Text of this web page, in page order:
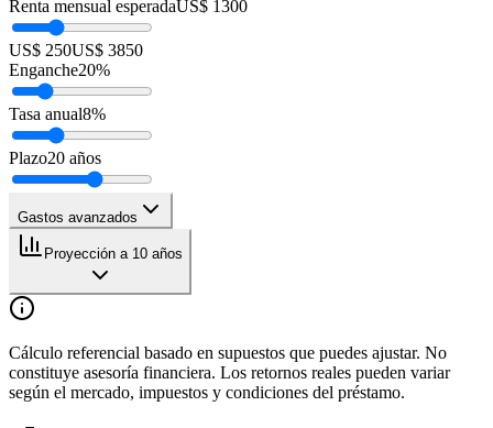
Renta mensual esperadaUS$ 1300
US$ 250US$ 3850
Enganche20%
Tasa anual8%
Plazo20 años
Gastos avanzados
Proyección a 10 años
Cálculo referencial basado en supuestos que puedes ajustar. No
constituye asesoría financiera. Los retornos reales pueden variar
según el mercado, impuestos y condiciones del préstamo.